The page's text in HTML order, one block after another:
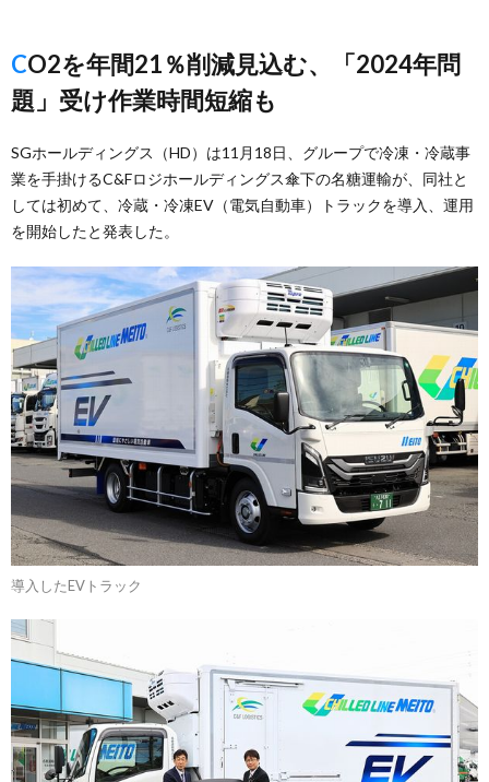
CO2を年間21％削減見込む、「2024年問
題」受け作業時間短縮も
SGホールディングス（HD）は11月18日、グループで冷凍・冷蔵事
業を手掛けるC&Fロジホールディングス傘下の名糖運輸が、同社と
しては初めて、冷蔵・冷凍EV（電気自動車）トラックを導入、運用
を開始したと発表した。
導入したEVトラック